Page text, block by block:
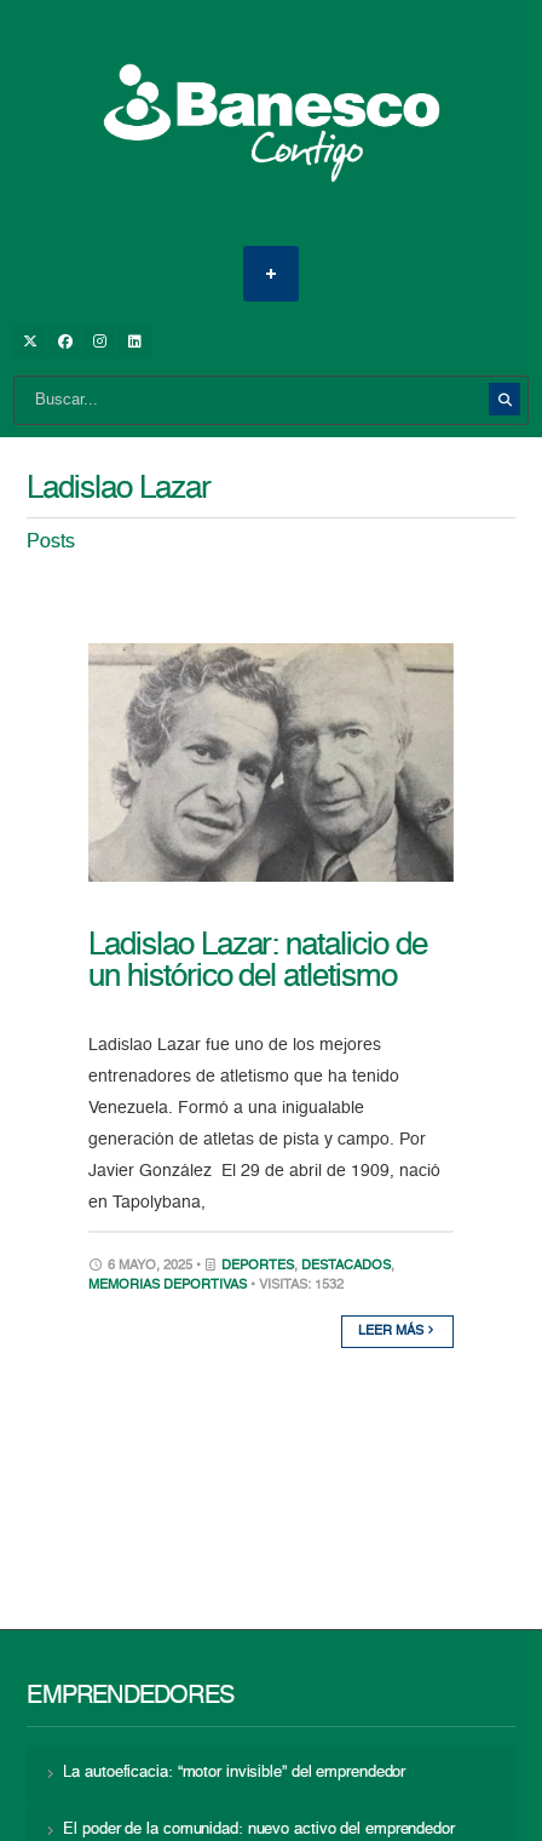
Ladislao Lazar
Posts
Ladislao Lazar: natalicio de
un histórico del atletismo
Ladislao Lazar fue uno de los mejores
entrenadores de atletismo que ha tenido
Venezuela. Formó a una inigualable
generación de atletas de pista y campo. Por
Javier González El 29 de abril de 1909, nació
en Tapolybana,
6 MAYO, 2025 • DEPORTES, DESTACADOS,
MEMORIAS DEPORTIVAS • VISITAS: 1532
LEER MÁS
EMPRENDEDORES
La autoeficacia: “motor invisible” del emprendedor
El poder de la comunidad: nuevo activo del emprendedor